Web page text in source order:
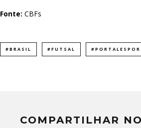
Fonte: CBFs
#BRASIL #FUTSAL
COMPARTILHAR NO